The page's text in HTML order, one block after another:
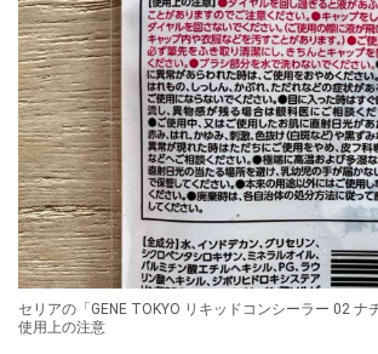
セリアの「GENE TOKYO リキッドコンシーラー 02 ナ
使用上の注意